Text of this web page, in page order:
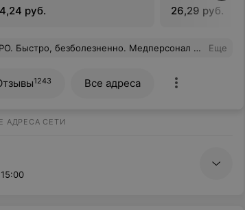
руб. 26,29 руб.
Качество анализов не вызывает сомнения у докторов. А после взятия крови приятный бонус- чашечка кофе. Рекомендую. Еще
1243 Все адреса
АДРЕСА СЕТИ